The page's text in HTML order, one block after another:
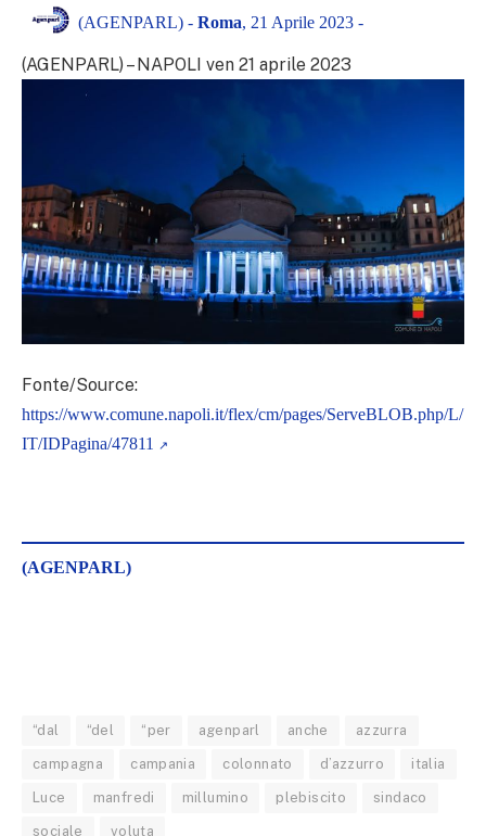
(AGENPARL) - Roma, 21 Aprile 2023 -
(AGENPARL) – NAPOLI ven 21 aprile 2023
Fonte/Source:
https://www.comune.napoli.it/flex/cm/pages/ServeBLOB.php/L/
IT/IDPagina/47811
(AGENPARL)
“dal “del “per agenparl anche azzurra
campagna campania colonnato d’azzurro italia
Luce manfredi millumino plebiscito sindaco
sociale voluta